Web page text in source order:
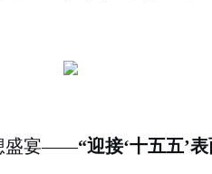
盛宴——“迎接‘十五五’